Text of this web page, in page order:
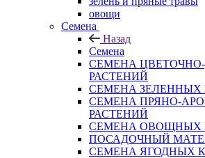
овощи
Семена
Назад
Семена
СЕМЕНА
РАСТЕНИЙ
СЕМЕНА ЗЕЛЕННЫХ
СЕМЕНА ПРЯНО-
РАСТЕНИЙ
СЕМЕНА ОВОЩНЫХ
ПОСАДОЧНЫЙ
СЕМЕНА ЯГОДНЫХ